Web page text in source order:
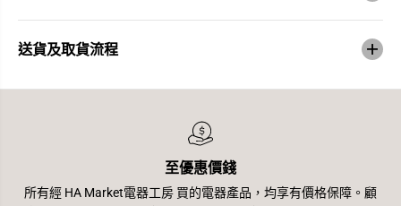
送貨及取貨流程
至優惠價錢
所有經 HA Market電器工房 買的電器產品，均享有價格保障。顧